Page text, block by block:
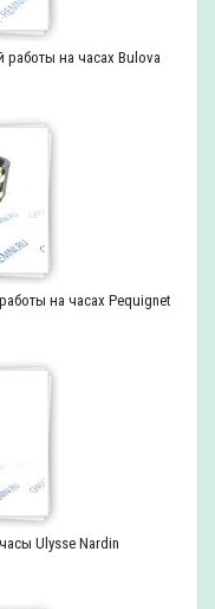
на часах Bulova
на часах Pequignet
Ulysse Nardin